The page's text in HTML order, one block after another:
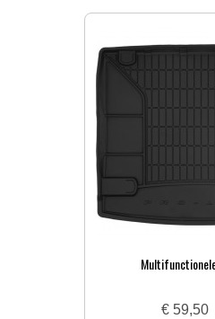
Multifunctionele
€ 59,50